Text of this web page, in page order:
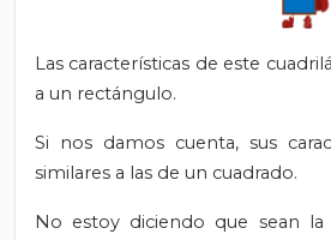
Las características de este
a un rectángulo.
Si nos damos cuenta, sus
similares a las de un cuadrado.
No estoy diciendo que sean la